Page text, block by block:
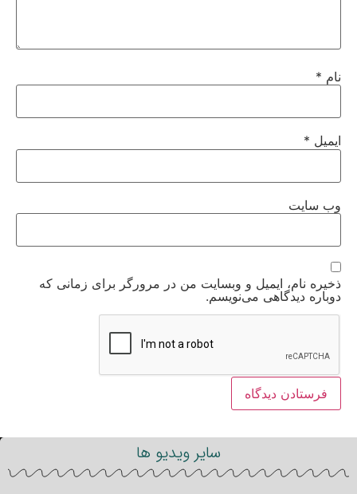
نام *
ایمیل *
وب‌ سایت
ذخیره نام، ایمیل و وبسایت من در مرورگر برای زمانی که
دوباره دیدگاهی می‌نویسم.
سایر ویدیو ها